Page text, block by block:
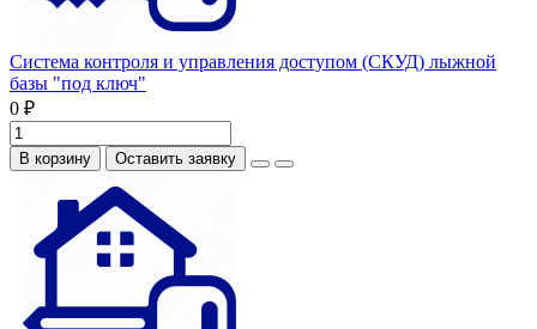
Система контроля и управления доступом (СКУД) лыжной
базы "под ключ"
0 ₽
В корзину Оставить заявку